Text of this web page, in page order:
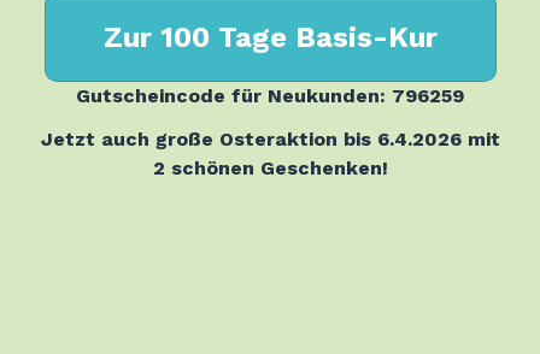
Zur 100 Tage Basis-Kur
Gutscheincode für Neukunden: 796259
Jetzt auch große Osteraktion bis 6.4.2026 mit
2 schönen Geschenken!